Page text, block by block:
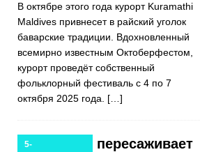
ПРЕДЛОЖЕН
ИЯ
[ Ноябрь 13,
Maldives
В октябре этого года курорт Kuramathi
Maldives привнесет в райский уголок
баварские традиции. Вдохновленный
всемирно известным Октоберфестом,
курорт проведёт собственный
фольклорный фестиваль с 4 по 7
октября 2025 года. […]
5-Финолху пересаживает